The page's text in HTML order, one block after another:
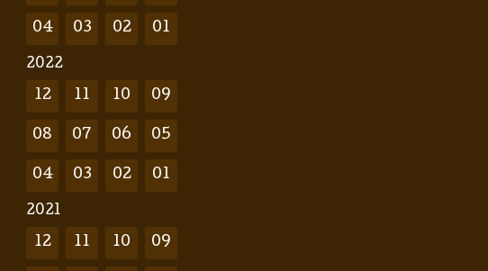
04 03 02 01
2022
12 11 10 09
08 07 06 05
04 03 02 01
2021
12 11 10 09